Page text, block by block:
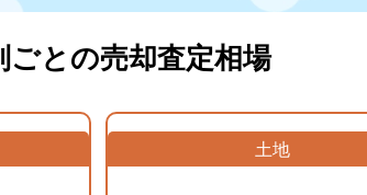
との売却査定相場
土地